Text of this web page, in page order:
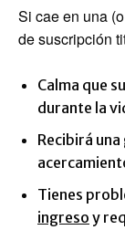
Si cae en una
de suscripción
Calma que
durante la
Recibirá
Tienes
ingreso y